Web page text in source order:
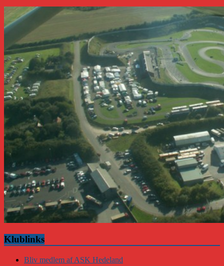
Klublinks
Bliv medlem af ASK Hedeland